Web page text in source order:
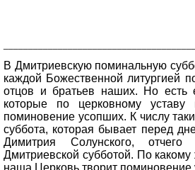
В Дмитриевскую поминальную
каждой Божественной литургией
отцов и братьев наших. Но
которые по церковному уставу
поминовение усопших. К числу
суббота, которая бывает перед
Димитрия Солунского,
Дмитриевской субботой. По
наша Церковь творит поминовение